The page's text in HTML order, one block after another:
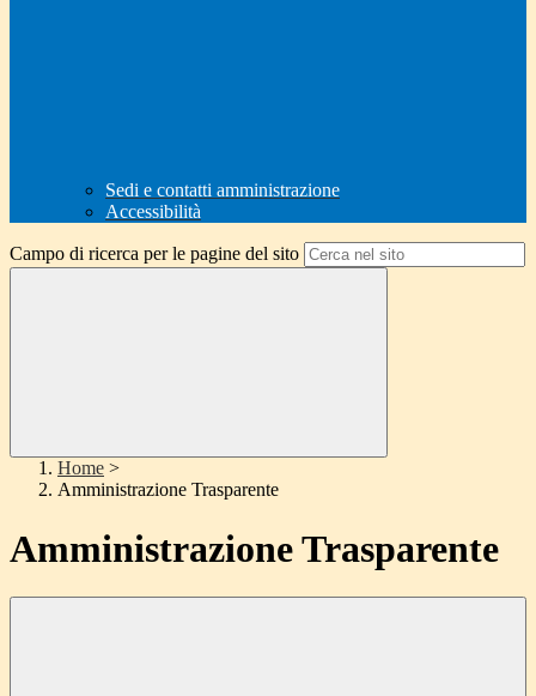
Sedi e contatti amministrazione
Accessibilità
Campo di ricerca per le pagine del sito
Home >
Amministrazione Trasparente
Amministrazione Trasparente